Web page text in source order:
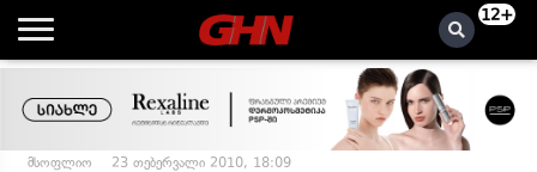
12+
მსოფლიო 23 თებერვალი 2010, 18:09